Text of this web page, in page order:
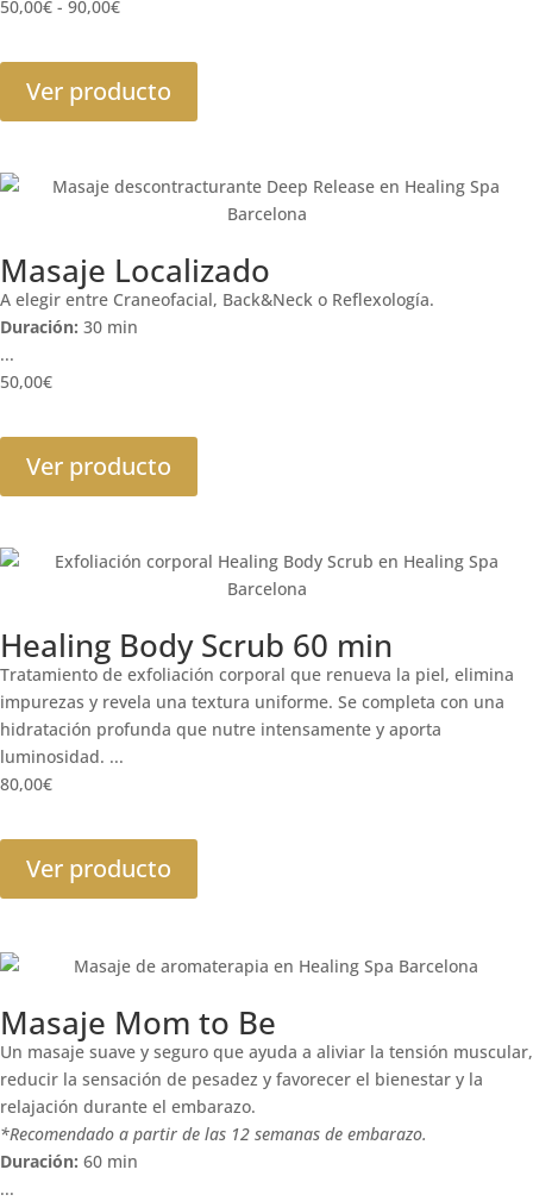
50,00€ - 90,00€
Ver producto
Masaje Localizado
A elegir entre Craneofacial, Back&Neck o Reflexología.
Duración: 30 min
...
50,00€
Ver producto
Healing Body Scrub 60 min
Tratamiento de exfoliación corporal que renueva la piel, elimina
impurezas y revela una textura uniforme. Se completa con una
hidratación profunda que nutre intensamente y aporta
luminosidad. ...
80,00€
Ver producto
Masaje Mom to Be
Un masaje suave y seguro que ayuda a aliviar la tensión muscular,
reducir la sensación de pesadez y favorecer el bienestar y la
relajación durante el embarazo.
*Recomendado a partir de las 12 semanas de embarazo.
Duración: 60 min
...